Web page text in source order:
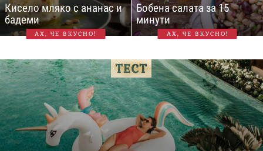
Кисело мляко с ананас и
бадеми
АХ, ЧЕ ВКУСНО!
Бобена салата за 15
минути
АХ, ЧЕ ВКУСНО!